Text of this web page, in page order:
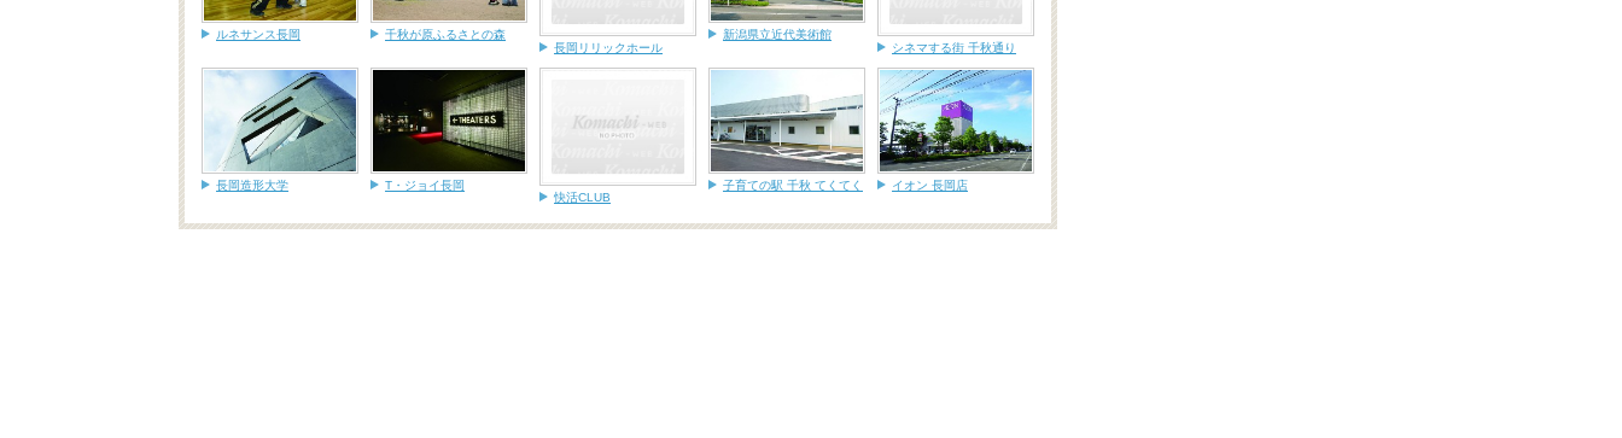
ルネサンス長岡
千秋が原ふるさとの森
長岡リリックホール
新潟県立近代美術館
シネマする街 千秋通り
長岡造形大学
T・ジョイ長岡
快活CLUB
子育ての駅 千秋 てくてく イオン 長岡店